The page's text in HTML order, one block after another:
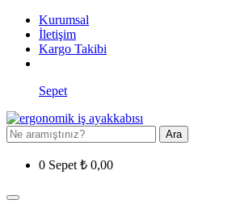
Kurumsal
İletişim
Kargo Takibi
Sepet
Ara
0 Sepet ₺ 0,00